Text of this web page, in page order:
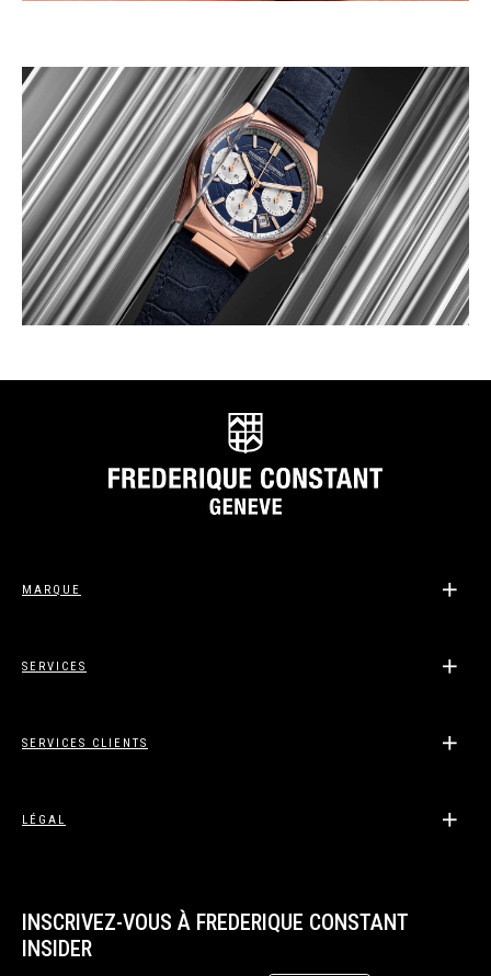
MARQUE
SERVICES
SERVICES CLIENTS
LÉGAL
INSCRIVEZ-VOUS À FREDERIQUE CONSTANT
INSIDER